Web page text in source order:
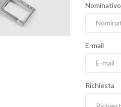
Nominativo
E-mail
Richiesta